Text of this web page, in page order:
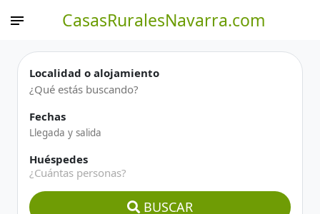
CasasRuralesNavarra.com
Localidad o alojamiento
Fechas
Huéspedes
¿Cuántas personas?
BUSCAR